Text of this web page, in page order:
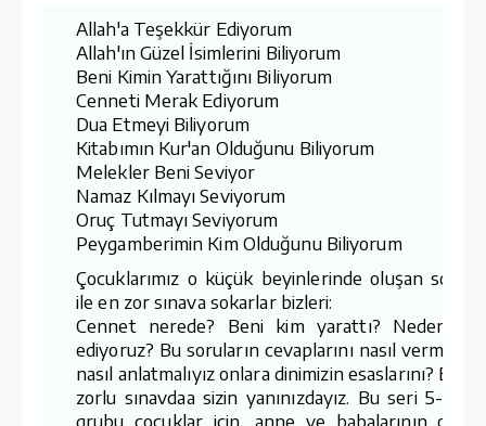
Allah'a Teşekkür Ediyorum
Allah'ın Güzel İsimlerini Biliyorum
Beni Kimin Yarattığını Biliyorum
Cenneti Merak Ediyorum
Dua Etmeyi Biliyorum
Kitabımın Kur'an Olduğunu Biliyorum
Melekler Beni Seviyor
Namaz Kılmayı Seviyorum
Oruç Tutmayı Seviyorum
Peygamberimin Kim Olduğunu Biliyorum
Çocuklarımız o küçük beyinlerinde oluşan
ile en zor sınava sokarlar bizleri:
Cennet nerede? Beni kim yarattı? Neden
ediyoruz? Bu soruların cevaplarını nasıl
nasıl anlatmalıyız onlara dinimizin esaslarını? Biz
zorlu sınavdaa sizin yanınızdayız. Bu seri 5-7
grubu çocuklar için, anne ve babalarının